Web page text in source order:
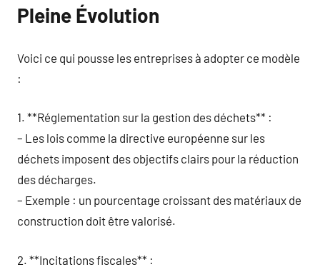
Pleine Évolution
Voici ce qui pousse les entreprises à adopter ce modèle
:
1. **Réglementation sur la gestion des déchets** :
– Les lois comme la directive européenne sur les
déchets imposent des objectifs clairs pour la réduction
des décharges.
– Exemple : un pourcentage croissant des matériaux de
construction doit être valorisé.
2. **Incitations fiscales** :